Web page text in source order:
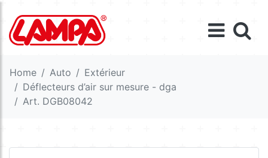
Home Auto
Extérieur
Déflecteurs d’air sur mesure - dga
Art. DGB08042